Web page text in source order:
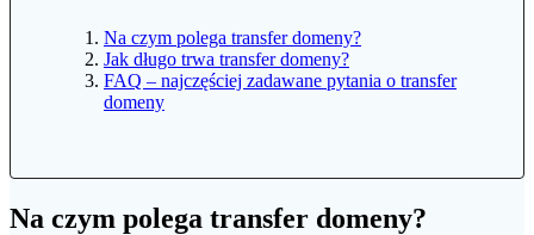
Na czym polega transfer domeny?
Jak długo trwa transfer domeny?
FAQ – najczęściej zadawane pytania o transfer
domeny
Na czym polega transfer domeny?